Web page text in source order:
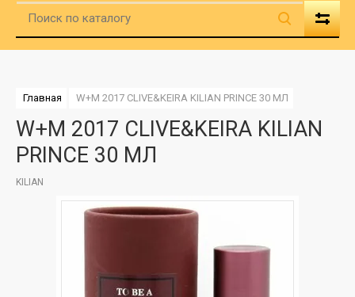
Главная W+M 2017 CLIVE&KEIRA KILIAN PRINCE 30 МЛ
W+M 2017 CLIVE&KEIRA KILIAN
PRINCE 30 МЛ
KILIAN